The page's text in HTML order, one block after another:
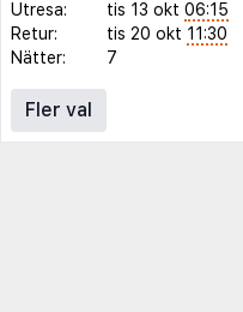
Utresa:
tis 13 okt 06:15
Retur:
tis 20 okt 11:30
Nätter:
7
Fler val